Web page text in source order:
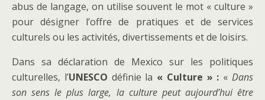
abus de langage, on utilise souvent le mot « culture »
pour désigner l’offre de pratiques et de services
culturels ou les activités, divertissements et de loisirs.
Dans sa déclaration de Mexico sur les politiques
culturelles, l’UNESCO définie la « Culture » : «Dans
son sens le plus large, la culture peut aujourd’hui être